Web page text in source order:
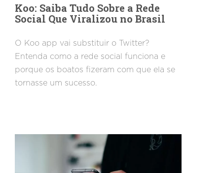
Koo: Saiba Tudo Sobre a Rede
Social Que Viralizou no Brasil
O Koo app vai substituir o Twitter?
Entenda como a rede social funciona e
porque os boatos fizeram com que ela se
tornasse um sucesso.